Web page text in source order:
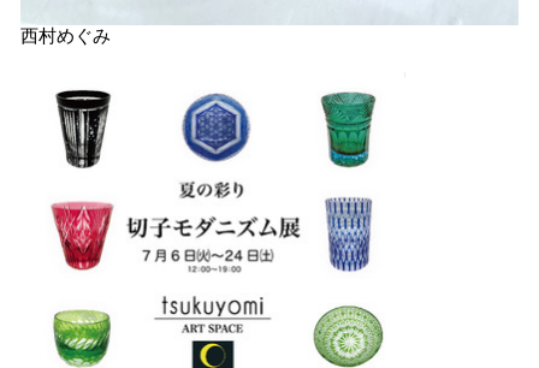
西村めぐみ